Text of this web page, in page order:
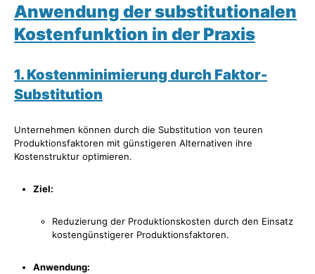
Anwendung der substitutionalen
Kostenfunktion in der Praxis
1. Kostenminimierung durch Faktor-
Substitution
Unternehmen können durch die Substitution von teuren
Produktionsfaktoren mit günstigeren Alternativen ihre
Kostenstruktur optimieren.
Ziel:
Reduzierung der Produktionskosten durch den Einsatz
kostengünstigerer Produktionsfaktoren.
Anwendung: